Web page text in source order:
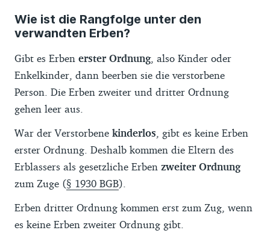
Wie ist die Rangfolge unter den
verwandten Erben?
Gibt es Erben erster Ordnung, also Kinder oder
Enkelkinder, dann beerben sie die verstorbene
Person. Die Erben zweiter und dritter Ordnung
gehen leer aus.
War der Verstorbene kinderlos , gibt es keine Erben
erster Ordnung. Deshalb kommen die Eltern des
Erblassers als gesetzliche Erben zweiter Ordnung
zum Zuge (§ 1930 BGB).
Erben dritter Ordnung kommen erst zum Zug, wenn
es keine Erben zweiter Ordnung gibt.